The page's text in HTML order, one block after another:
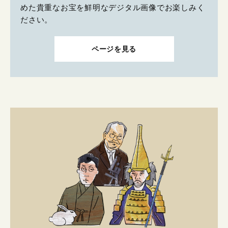
めた貴重なお宝を鮮明なデジタル画像でお楽しみく
ださい。
ページを見る